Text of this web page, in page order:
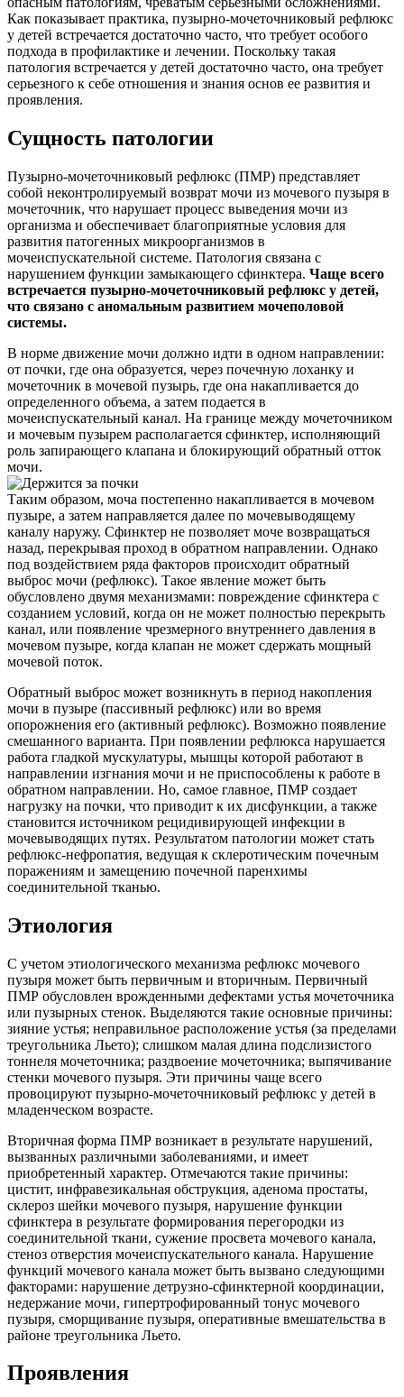
Как показывает практика, пузырно-мочеточниковый рефлюкс
у детей встречается достаточно часто, что требует особого
подхода в профилактике и лечении. Поскольку такая
патология встречается у детей достаточно часто, она требует
серьезного к себе отношения и знания основ ее развития и
проявления.
Сущность патологии
Пузырно-мочеточниковый рефлюкс (ПМР) представляет
собой неконтролируемый возврат мочи из мочевого пузыря в
мочеточник, что нарушает процесс выведения мочи из
организма и обеспечивает благоприятные условия для
развития патогенных микроорганизмов в
мочеиспускательной системе. Патология связана с
нарушением функции замыкающего сфинктера. Чаще всего
встречается пузырно-мочеточниковый рефлюкс у детей,
что связано с аномальным развитием мочеполовой
системы.
В норме движение мочи должно идти в одном направлении:
от почки, где она образуется, через почечную лоханку и
мочеточник в мочевой пузырь, где она накапливается до
определенного объема, а затем подается в
мочеиспускательный канал. На границе между мочеточником
и мочевым пузырем располагается сфинктер, исполняющий
роль запирающего клапана и блокирующий обратный отток
мочи.
Таким образом, моча постепенно накапливается в мочевом
пузыре, а затем направляется далее по мочевыводящему
каналу наружу. Сфинктер не позволяет моче возвращаться
назад, перекрывая проход в обратном направлении. Однако
под воздействием ряда факторов происходит обратный
выброс мочи (рефлюкс). Такое явление может быть
обусловлено двумя механизмами: повреждение сфинктера с
созданием условий, когда он не может полностью перекрыть
канал, или появление чрезмерного внутреннего давления в
мочевом пузыре, когда клапан не может сдержать мощный
мочевой поток.
Обратный выброс может возникнуть в период накопления
мочи в пузыре (пассивный рефлюкс) или во время
опорожнения его (активный рефлюкс). Возможно появление
смешанного варианта. При появлении рефлюкса нарушается
работа гладкой мускулатуры, мышцы которой работают в
направлении изгнания мочи и не приспособлены к работе в
обратном направлении. Но, самое главное, ПМР создает
нагрузку на почки, что приводит к их дисфункции, а также
становится источником рецидивирующей инфекции в
мочевыводящих путях. Результатом патологии может стать
рефлюкс-нефропатия, ведущая к склеротическим почечным
поражениям и замещению почечной паренхимы
соединительной тканью.
Этиология
С учетом этиологического механизма рефлюкс мочевого
пузыря может быть первичным и вторичным. Первичный
ПМР обусловлен врожденными дефектами устья мочеточника
или пузырных стенок. Выделяются такие основные причины:
зияние устья; неправильное расположение устья (за пределами
треугольника Льето); слишком малая длина подслизистого
тоннеля мочеточника; раздвоение мочеточника; выпячивание
стенки мочевого пузыря. Эти причины чаще всего
провоцируют пузырно-мочеточниковый рефлюкс у детей в
младенческом возрасте.
Вторичная форма ПМР возникает в результате нарушений,
вызванных различными заболеваниями, и имеет
приобретенный характер. Отмечаются такие причины:
цистит, инфравезикальная обструкция, аденома простаты,
склероз шейки мочевого пузыря, нарушение функции
сфинктера в результате формирования перегородки из
соединительной ткани, сужение просвета мочевого канала,
стеноз отверстия мочеиспускательного канала. Нарушение
функций мочевого канала может быть вызвано следующими
факторами: нарушение детрузно-сфинктерной координации,
недержание мочи, гипертрофированный тонус мочевого
пузыря, сморщивание пузыря, оперативные вмешательства в
районе треугольника Льето.
Проявления